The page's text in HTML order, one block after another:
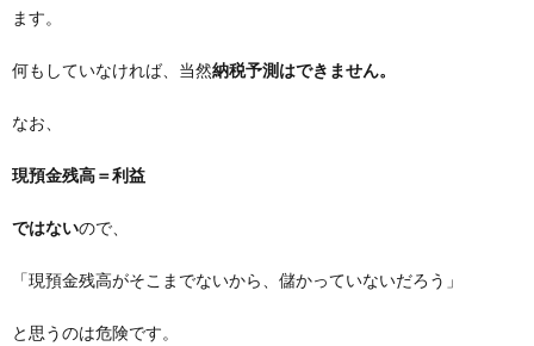
ます。
何もしていなければ、当然納税予測はできません。
なお、
現預金残高＝利益
ではないので、
「現預金残高がそこまでないから、儲かっていないだろう」
と思うのは危険です。